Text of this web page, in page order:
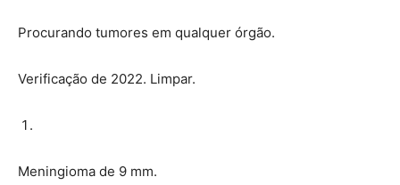
Procurando tumores em qualquer órgão.
Verificação de 2022. Limpar.
Meningioma de 9 mm.